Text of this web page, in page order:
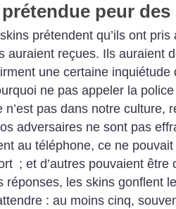
peur
prétendent qu’ils ont
auraient reçues. Ils auraient
une certaine inquiétude
ne pas appeler la police
n’est pas dans notre culture,
adversaires ne sont pas
au téléphone, ce ne
; et d’autres pouvaient
réponses, les skins gonflent
: au moins cinq,